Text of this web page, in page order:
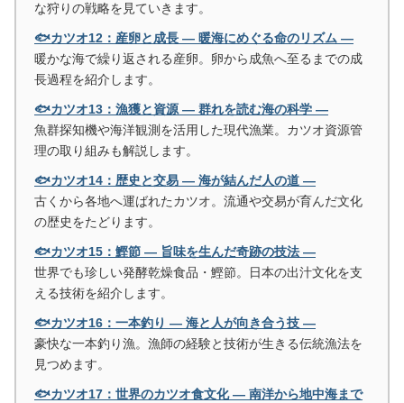
な狩りの戦略を見ていきます。
🐟カツオ12：産卵と成長 ― 暖海にめぐる命のリズム ―
暖かな海で繰り返される産卵。卵から成魚へ至るまでの成
長過程を紹介します。
🐟カツオ13：漁獲と資源 ― 群れを読む海の科学 ―
魚群探知機や海洋観測を活用した現代漁業。カツオ資源管
理の取り組みも解説します。
🐟カツオ14：歴史と交易 ― 海が結んだ人の道 ―
古くから各地へ運ばれたカツオ。流通や交易が育んだ文化
の歴史をたどります。
🐟カツオ15：鰹節 ― 旨味を生んだ奇跡の技法 ―
世界でも珍しい発酵乾燥食品・鰹節。日本の出汁文化を支
える技術を紹介します。
🐟カツオ16：一本釣り ― 海と人が向き合う技 ―
豪快な一本釣り漁。漁師の経験と技術が生きる伝統漁法を
見つめます。
🐟カツオ17：世界のカツオ食文化 ― 南洋から地中海まで